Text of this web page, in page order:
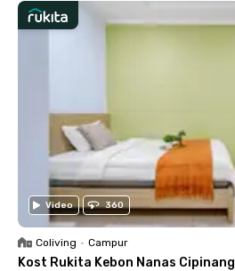
Video 360
Coliving • Campur
Kost Rukita Kebon Nanas Cipinang